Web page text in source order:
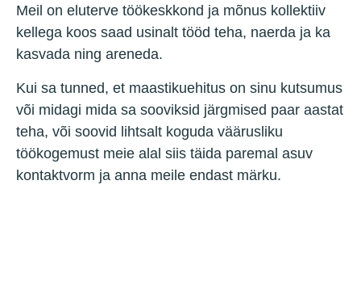
Meil on eluterve töökeskkond ja mõnus kollektiiv
kellega koos saad usinalt tööd teha, naerda ja ka
kasvada ning areneda.
Kui sa tunned, et maastikuehitus on sinu kutsumus
või midagi mida sa sooviksid järgmised paar aastat
teha, või soovid lihtsalt koguda väärusliku
töökogemust meie alal siis täida paremal asuv
kontaktvorm ja anna meile endast märku.